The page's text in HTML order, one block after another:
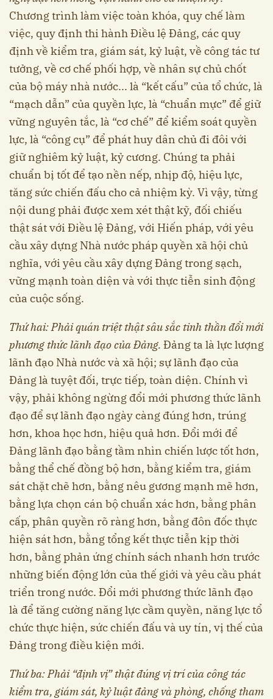
Chương trình làm việc toàn khóa, quy chế làm
việc, quy định thi hành Điều lệ Đảng, các quy
định về kiểm tra, giám sát, kỷ luật, về công tác tư
tưởng, về cơ chế phối hợp, về nhân sự chủ chốt
của bộ máy nhà nước... là “kết cấu” của tổ chức, là
“mạch dẫn” của quyền lực, là “chuẩn mực” để giữ
vững nguyên tắc, là “cơ chế” để kiểm soát quyền
lực, là “công cụ” để phát huy dân chủ đi đôi với
giữ nghiêm kỷ luật, kỷ cương. Chúng ta phải
chuẩn bị tốt để tạo nền nếp, nhịp độ, hiệu lực,
tăng sức chiến đấu cho cả nhiệm kỳ. Vì vậy, từng
nội dung phải được xem xét thật kỹ, đối chiếu
thật sát với Điều lệ Đảng, với Hiến pháp, với yêu
cầu xây dựng Nhà nước pháp quyền xã hội chủ
nghĩa, với yêu cầu xây dựng Đảng trong sạch,
vững mạnh toàn diện và với thực tiễn sinh động
của cuộc sống.
Thứ hai:Phải quán triệt thật sâu sắc tinh thần đổi mới
phương thức lãnh đạo của Đảng. Đảng ta là lực lượng
lãnh đạo Nhà nước và xã hội; sự lãnh đạo của
Đảng là tuyệt đối, trực tiếp, toàn diện. Chính vì
vậy, phải không ngừng đổi mới phương thức lãnh
đạo để sự lãnh đạo ngày càng đúng hơn, trúng
hơn, khoa học hơn, hiệu quả hơn. Đổi mới để
Đảng lãnh đạo bằng tầm nhìn chiến lược tốt hơn,
bằng thể chế đồng bộ hơn, bằng kiểm tra, giám
sát chặt chẽ hơn, bằng nêu gương mạnh mẽ hơn,
bằng lựa chọn cán bộ chuẩn xác hơn, bằng phân
cấp, phân quyền rõ ràng hơn, bằng đôn đốc thực
hiện sát hơn, bằng tổng kết thực tiễn kịp thời
hơn, bằng phản ứng chính sách nhanh hơn trước
những biến động lớn của thế giới và yêu cầu phát
triển trong nước. Đổi mới phương thức lãnh đạo
là để tăng cường năng lực cầm quyền, năng lực tổ
chức thực hiện, sức chiến đấu và uy tín, vị thế của
Đảng trong điều kiện mới.
Thứ ba:Phải “định vị” thật đúng vị trí của công tác
kiểm tra, giám sát, kỷ luật đảng và phòng, chống tham